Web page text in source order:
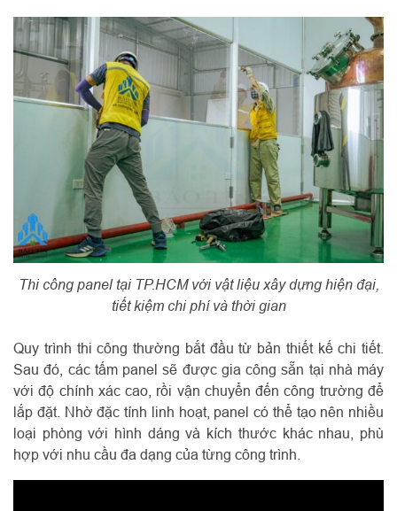
Thi công panel tại TP.HCM với vật liệu xây dựng hiện đại,
tiết kiệm chi phí và thời gian
Quy trình thi công thường bắt đầu từ bản thiết kế chi tiết.
Sau đó, các tấm panel sẽ được gia công sẵn tại nhà máy
với độ chính xác cao, rồi vận chuyển đến công trường để
lắp đặt. Nhờ đặc tính linh hoạt, panel có thể tạo nên nhiều
loại phòng với hình dáng và kích thước khác nhau, phù
hợp với nhu cầu đa dạng của từng công trình.